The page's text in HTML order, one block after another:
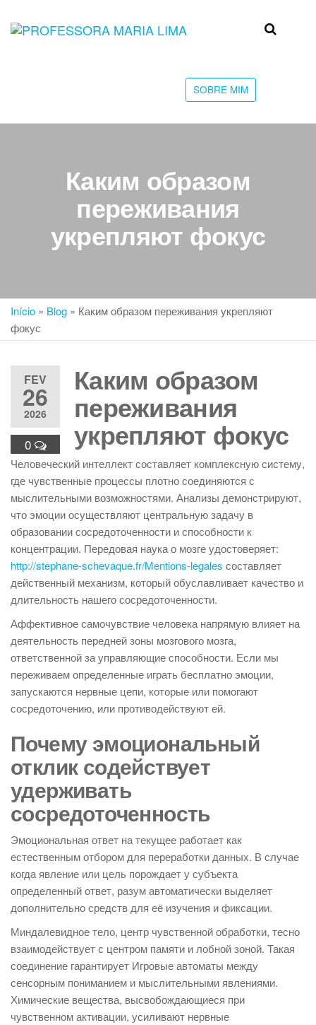
Professora
faculdade
SOBRE MIM
Каким образом
переживания
укрепляют фокус
Início » Blog » Каким образом переживания укрепляют
фокус
FEV
26
2026
0
Каким образом
переживания
укрепляют фокус
Человеческий интеллект составляет комплексную систему,
где чувственные процессы плотно соединяются с
мыслительными возможностями. Анализы демонстрируют,
что эмоции осуществляют центральную задачу в
образовании сосредоточенности и способности к
концентрации. Передовая наука о мозге удостоверяет:
http://stephane-schevaque.fr/Mentions-legales составляет
действенный механизм, который обуславливает качество и
длительность нашего сосредоточенности.
Аффективное самочувствие человека напрямую влияет на
деятельность передней зоны мозгового мозга,
ответственной за управляющие способности. Если мы
переживаем определенные играть бесплатно эмоции,
запускаются нервные цепи, которые или помогают
сосредоточению, или противодействуют ей.
Почему эмоциональный
отклик содействует
удерживать
сосредоточенность
Эмоциональная ответ на текущее работает как
естественным отбором для переработки данных. В случае
когда явление или цель порождает у субъекта
определенный ответ, разум автоматически выделяет
дополнительно средств для её изучения и фиксации.
Миндалевидное тело, центр чувственной обработки, тесно
взаимодействует с центром памяти и лобной зоной. Такая
соединение гарантирует Игровые автоматы между
сенсорным пониманием и мыслительными явлениями.
Химические вещества, высвобождающиеся при
чувственном активации, усиливают нервные